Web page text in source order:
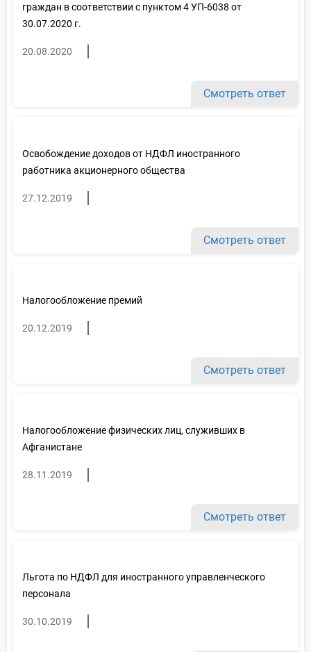
граждан в соответствии с пунктом 4 УП-6038 от
30.07.2020 г.
20.08.2020
Смотреть ответ
Освобождение доходов от НДФЛ иностранного
работника акционерного общества
27.12.2019
Смотреть ответ
Налогообложение премий
20.12.2019
Смотреть ответ
Налогообложение физических лиц, служивших в
Афганистане
28.11.2019
Смотреть ответ
Льгота по НДФЛ для иностранного управленческого
персонала
30.10.2019